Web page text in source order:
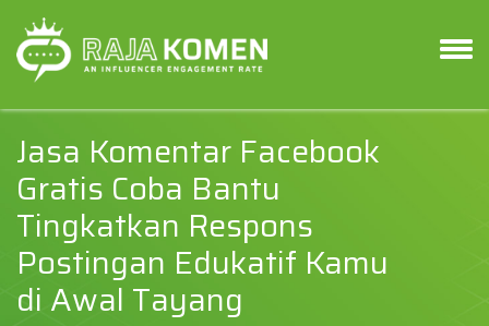
Jasa Komentar Facebook
Gratis Coba Bantu
Tingkatkan Respons
Postingan Edukatif Kamu
di Awal Tayang